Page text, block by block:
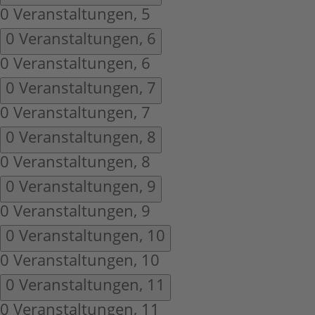
0 Veranstaltungen, 5
0 Veranstaltungen, 6
0 Veranstaltungen, 6
0 Veranstaltungen, 7
0 Veranstaltungen, 7
0 Veranstaltungen, 8
0 Veranstaltungen, 8
0 Veranstaltungen, 9
0 Veranstaltungen, 9
0 Veranstaltungen, 10
0 Veranstaltungen, 10
0 Veranstaltungen, 11
0 Veranstaltungen, 11